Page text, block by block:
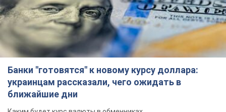
Банки "готовятся" к новому курсу доллара:
украинцам рассказали, чего ожидать в
ближайшие дни